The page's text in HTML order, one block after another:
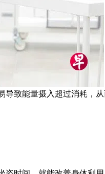
致能量摄入超过消耗，